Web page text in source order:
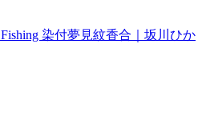
Fishing 染付夢見紋香合｜坂川ひか